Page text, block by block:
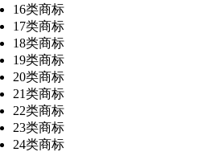
16类商标
17类商标
18类商标
19类商标
20类商标
21类商标
22类商标
23类商标
24类商标